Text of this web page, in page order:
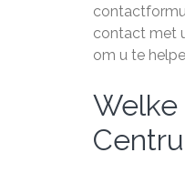
contact met
om u te